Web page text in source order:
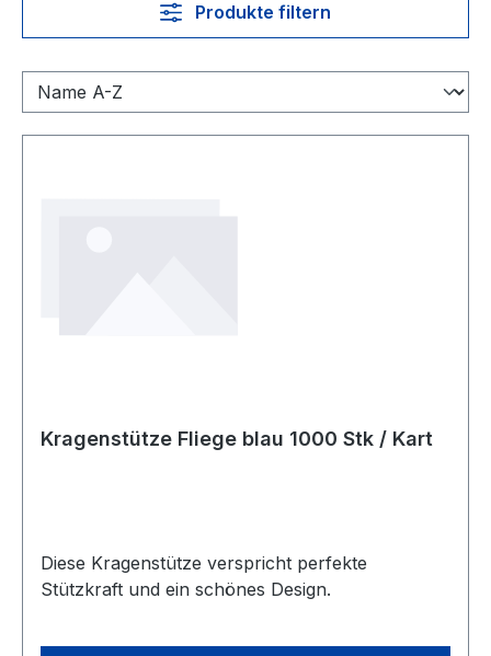
Produkte filtern
Kragenstütze Fliege blau 1000 Stk / Kart
Diese Kragenstütze verspricht perfekte
Stützkraft und ein schönes Design.